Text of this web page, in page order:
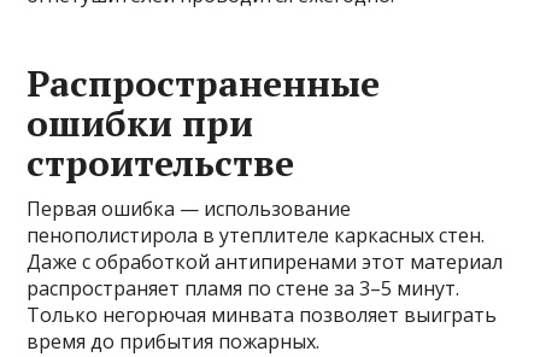
Распространенные
ошибки при
строительстве
Первая ошибка — использование
пенополистирола в утеплителе каркасных стен.
Даже с обработкой антипиренами этот материал
распространяет пламя по стене за 3–5 минут.
Только негорючая минвата позволяет выиграть
время до прибытия пожарных.